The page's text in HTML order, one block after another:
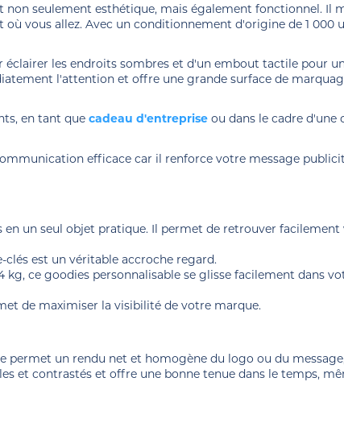
non seulement esthétique, mais également fonctionnel. Il
vous allez. Avec un conditionnement d'origine de 1 000
éclairer les endroits sombres et d'un embout tactile pour
l'attention et offre une grande surface de
en tant quecadeau d'entreprise ou dans le cadre d'une
efficace car il renforce votre message
un seul objet pratique. Il permet de retrouver facilement
clés est un véritable accroche regard.
kg, ce goodies personnalisable se glisse facilement dans
de maximiser la visibilité de votre marque.
permet un rendu net et homogène du logo ou du
et contrastés et offre une bonne tenue dans le temps,